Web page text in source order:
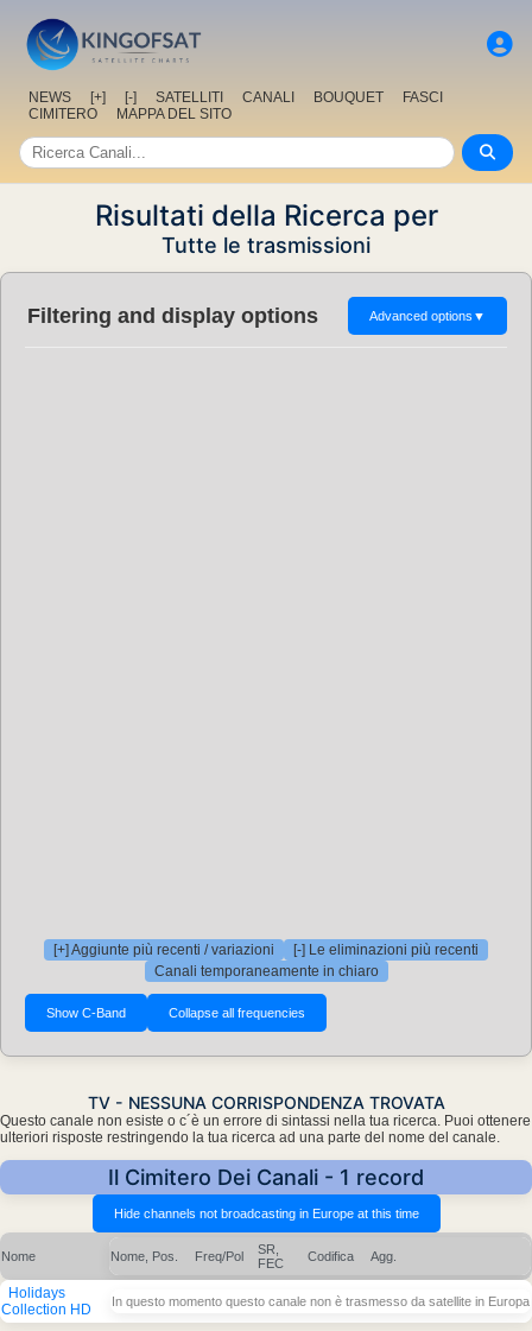
NEWS [+] [-] SATELLITI CANALI BOUQUET
FASCI
CIMITERO
MAPPA DEL SITO
Risultati della Ricerca per
Tutte le trasmissioni
Filtering and display options Advanced options ▼
[+] Aggiunte più recenti / variazioni
[-] Le eliminazioni più recenti
Canali temporaneamente in chiaro
TV - NESSUNA CORRISPONDENZA TROVATA
Questo canale non esiste o c´è un errore di sintassi nella tua ricerca. Puoi ottenere
ulteriori risposte restringendo la tua ricerca ad una parte del nome del canale.
Il Cimitero Dei Canali - 1 record
Nome Nome, Pos. Freq/Pol
SR,
FEC
Codifica Agg.
Holidays
Collection HD
In questo momento questo canale non è trasmesso da satellite in Europa